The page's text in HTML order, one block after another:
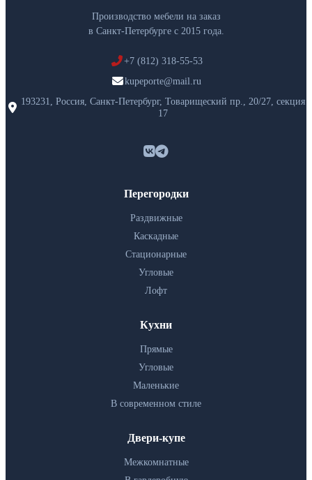
Производство мебели на заказ
в Санкт-Петербурге с 2015 года.
+7 (812) 318-55-53
kupeporte@mail.ru
193231, Россия, Санкт-Петербург, Товарищеский пр., 20/27, секция
17
Перегородки
Раздвижные
Каскадные
Стационарные
Угловые
Лофт
Кухни
Прямые
Угловые
Маленькие
В современном стиле
Двери-купе
Межкомнатные